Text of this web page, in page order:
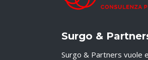
Surgo &
Surgo & Partners vuole